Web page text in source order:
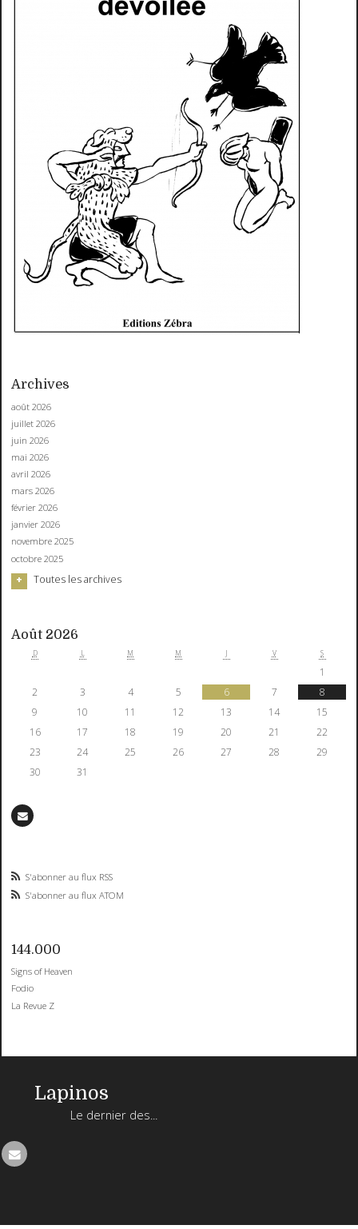
Archives
août 2026
juillet 2026
juin 2026
mai 2026
avril 2026
mars 2026
février 2026
janvier 2026
novembre 2025
octobre 2025
Toutes les archives
Août 2026
D L M M J V S
1
2
3 4 5 6 7
8
9
10 11 12 13 14
15
16
17 18 19 20 21
22
23
24 25 26 27 28
29
30
31
S'abonner au flux RSS
S'abonner au flux ATOM
144.000
Signs of Heaven
Fodio
La Revue Z
Lapinos
Le dernier des...